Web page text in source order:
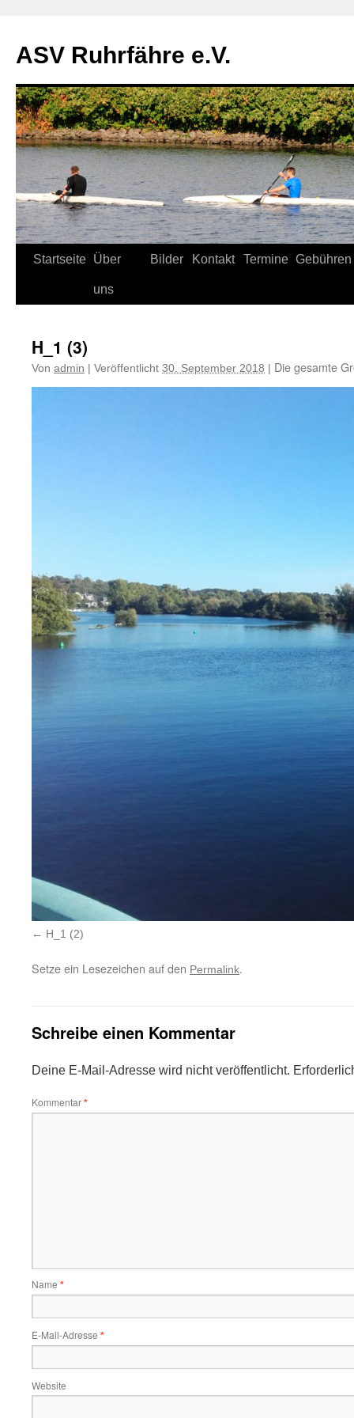
ASV Ruhrfähre e.V.
Zum
Startseite Über
uns
Bilder Kontakt Termine Gebühren
H_1 (3)
Von admin | Veröffentlicht 30. September 2018 | Die gesamte
H_1 (2)
Setze ein Lesezeichen auf den Permalink.
Schreibe einen Kommentar
Deine E-Mail-Adresse wird nicht veröffentlicht.
Kommentar *
Name *
E-Mail-Adresse *
Website